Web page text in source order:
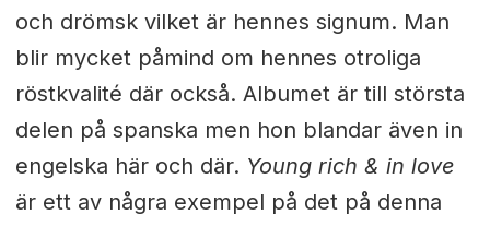
och drömsk vilket är hennes signum. Man
blir mycket påmind om hennes otroliga
röstkvalité där också. Albumet är till största
delen på spanska men hon blandar även in
engelska här och där. Young rich & in love
är ett av några exempel på det på denna